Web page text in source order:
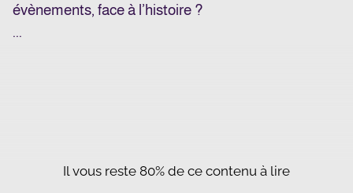
évènements, face à l’histoire ?
...
Il vous reste 80% de ce contenu à lire